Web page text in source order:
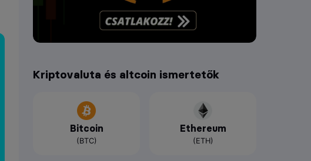
Kriptovaluta és altcoin ismertetők
Bitcoin
(BTC)
Ethereum
(ETH)